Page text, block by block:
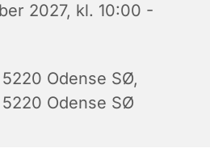
2027, kl. 10:00 -
Odense SØ,
Odense SØ